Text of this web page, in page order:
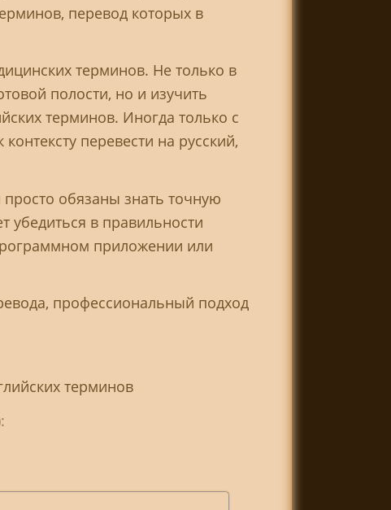
перевод которых в
терминов. Не только в
полости, но и изучить
терминов. Иногда только с
перевести на русский,
обязаны знать точную
убедиться в правильности
приложении или
профессиональный подход
терминов